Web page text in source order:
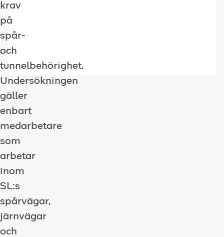
krav
på
spår-
och
tunnelbehörighet.
Undersökningen
gäller
enbart
medarbetare
som
arbetar
inom
SL:s
spårvägar,
järnvägar
och